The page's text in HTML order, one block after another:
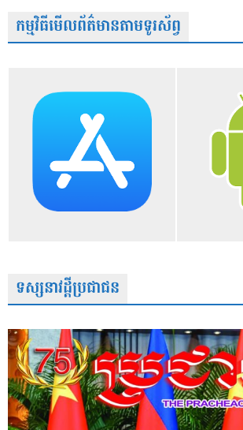
កម្មវិធីមើលព័ត៌មានតាមទូរស័ព្វ
ទស្សនាវដ្តីប្រជាជន